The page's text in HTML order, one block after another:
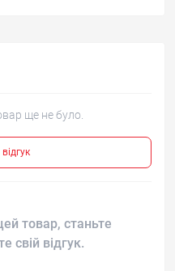
ще не було.
товар, станьте
свій відгук.